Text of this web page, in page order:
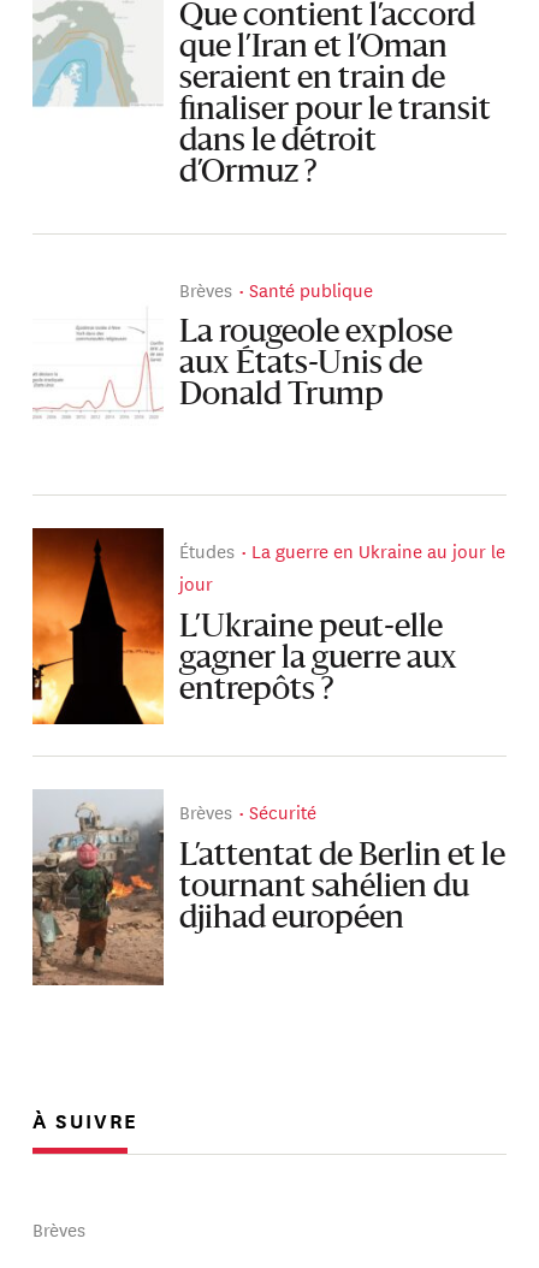
Que contient l’accord
que l’Iran et l’Oman
seraient en train de
finaliser pour le transit
dans le détroit
d’Ormuz ?
Brèves Santé publique
La rougeole explose
aux États-Unis de
Donald Trump
Études
La guerre en Ukraine au jour le
jour
L’Ukraine peut-elle
gagner la guerre aux
entrepôts ?
Brèves Sécurité
L’attentat de Berlin et le
tournant sahélien du
djihad européen
À SUIVRE
Brèves